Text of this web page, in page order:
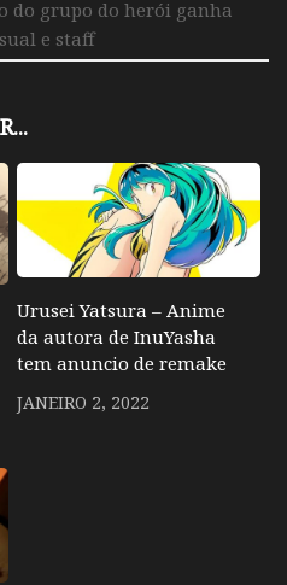
do grupo do herói ganha
e staff
Urusei Yatsura – Anime
da autora de InuYasha
tem anuncio de remake
JANEIRO 2, 2022